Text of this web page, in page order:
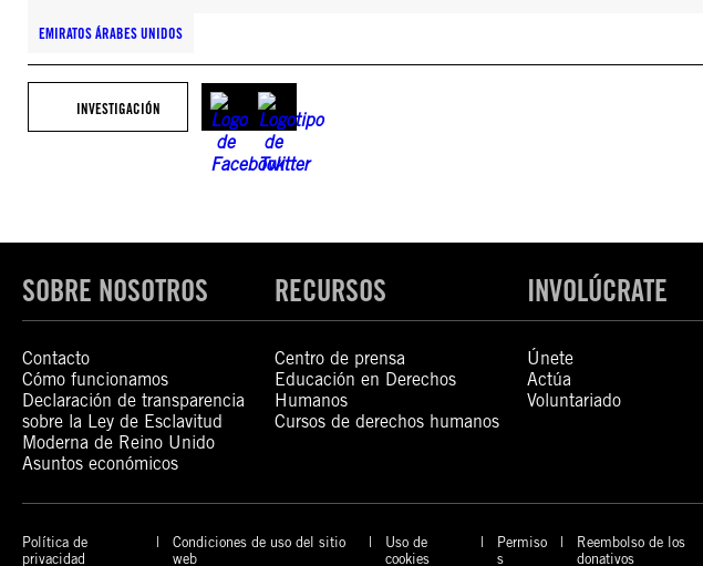
EMIRATOS ÁRABES UNIDOS
INVESTIGACIÓN
SOBRE NOSOTROS
Contacto
Cómo funcionamos
Declaración de transparencia
sobre la Ley de Esclavitud
Moderna de Reino Unido
Asuntos económicos
RECURSOS
Centro de prensa
Educación en Derechos
Humanos
Cursos de derechos humanos
INVOLÚCRATE
Únete
Actúa
Voluntariado
Política de
privacidad
Condiciones de uso del sitio
web
Uso de
cookies
Permiso
s
Reembolso de los
donativos